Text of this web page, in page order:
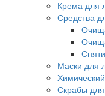
Крема для
Средства
Маски для
Скрабы